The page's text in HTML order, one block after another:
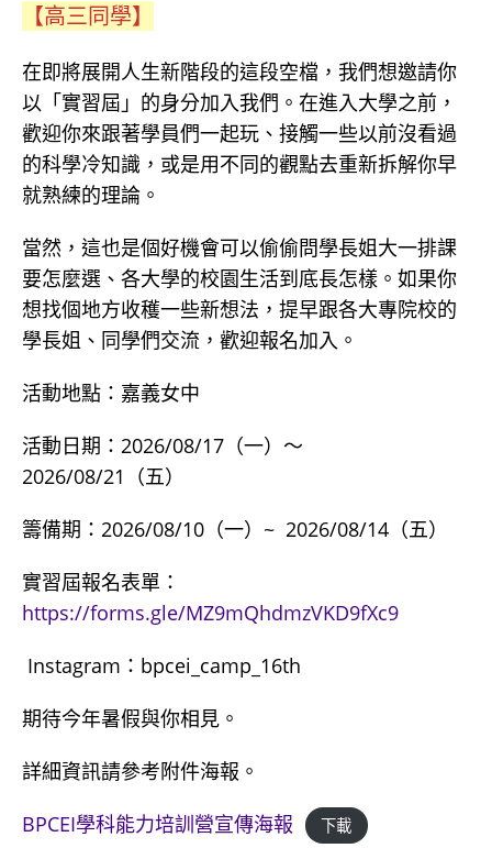
【高三同學】
在即將展開人生新階段的這段空檔，我們想邀請你
以「實習屆」的身分加入我們。在進入大學之前，
歡迎你來跟著學員們一起玩、接觸一些以前沒看過
的科學冷知識，或是用不同的觀點去重新拆解你早
就熟練的理論。
當然，這也是個好機會可以偷偷問學長姐大一排課
要怎麼選、各大學的校園生活到底長怎樣。如果你
想找個地方收穫一些新想法，提早跟各大專院校的
學長姐、同學們交流，歡迎報名加入。
活動地點：嘉義女中
活動日期：2026/08/17（一）～
2026/08/21（五）
籌備期：2026/08/10（一）~ 2026/08/14（五）
實習屆報名表單：
https://forms.gle/MZ9mQhdmzVKD9fXc9
Instagram：bpcei_camp_16th
期待今年暑假與你相見。
詳細資訊請參考附件海報。
BPCEI學科能力培訓營宣傳海報
下載